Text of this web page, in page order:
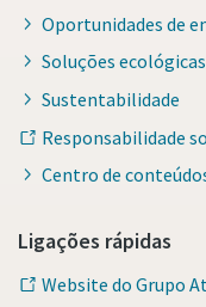
Oportunidades de
Soluções ecológicas
Sustentabilidade
Responsabilidade
Centro de
Ligações rápidas
Website do Grupo